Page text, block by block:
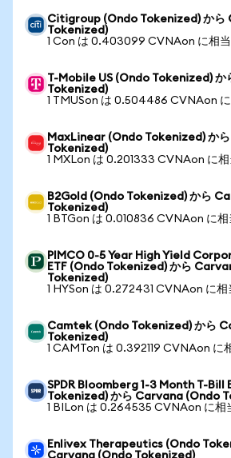
Citigroup (Ondo Tokenized) から
Tokenized)
1 Con は 0.403099 CVNAon に相当
T-Mobile US (Ondo Tokenized)
Tokenized)
1 TMUSon は 0.504486 CVNAon に
MaxLinear (Ondo Tokenized) か
Tokenized)
1 MXLon は 0.201333 CVNAon に相
B2Gold (Ondo Tokenized) から
Tokenized)
1 BTGon は 0.010836 CVNAon に相
PIMCO 0-5 Year High Yield
ETF (Ondo Tokenized) から
Tokenized)
1 HYSon は 0.272431 CVNAon に相
Camtek (Ondo Tokenized) から
Tokenized)
1 CAMTon は 0.392119 CVNAon に
SPDR Bloomberg 1-3 Month T-Bill
Tokenized) から Carvana (Ondo
1 BILon は 0.264535 CVNAon に相
Enlivex Therapeutics (Ondo
Carvana (Ondo Tokenized)